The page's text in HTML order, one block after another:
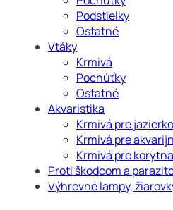
Podstielky
Ostatné
Vtáky
Krmivá
Pochúťky
Ostatné
Akvaristika
Krmivá pre
Krmivá pre
Krmivá pre
Proti škodcom a
Výhrevné lampy,